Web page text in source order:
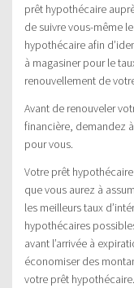
prêt hypothécaire
de suivre vous-même
hypothécaire afin
à magasiner pour le
renouvellement de
Avant de renouveler
financière, demandez
pour vous.
Votre prêt
que vous aurez à
les meilleurs taux
hypothécaires
avant l’arrivée à
économiser des
votre prêt